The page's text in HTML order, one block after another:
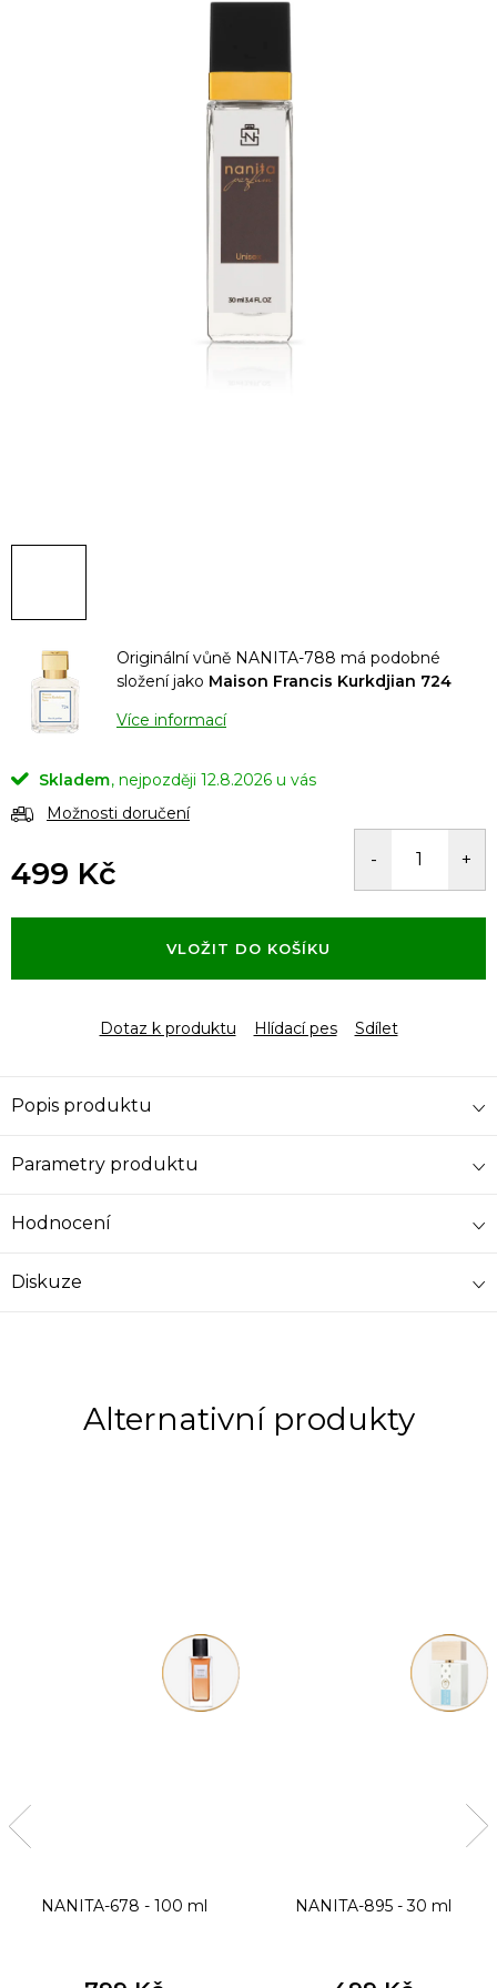
Originální vůně NANITA-788 má podobné
složení jako Maison Francis Kurkdjian 724
Více informací
Skladem
12.8.2026
Možnosti doručení
499 Kč
cena:
VLOŽIT DO KOŠÍKU
Dotaz k produktu Hlídací pes Sdílet
Popis produktu
Parametry produktu
Hodnocení
Diskuze
NANITA-678 - 100 ml NANITA-895 - 30 ml